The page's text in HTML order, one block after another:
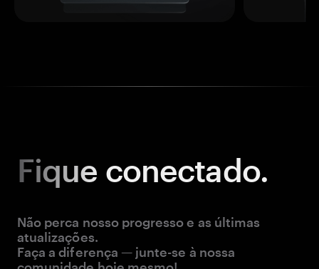
Fique conectado.
Não perca nosso progresso e as últimas
atualizações.
Faça a diferença — junte-se à nossa